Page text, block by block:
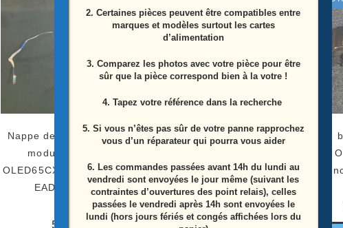
Nappe de connexion des
modules Télé Lg
OLED65CX6LA Référence:
EAD65825812
5,00
Module wifi Télé Lg
LGSBWAC92
10,00€
Module
Lg
2. Certaines pièces peuvent être compatibles entre
marques et modèles surtout les cartes
d’alimentation
3. Comparez les photos avec votre pièce pour être
sûr que la pièce correspond bien à la votre !
4. Tapez votre référence dans la recherche
5. Si vous n’êtes pas sûr de votre panne rapprochez
vous d’un réparateur qui pourra vous aider
6. Les commandes passées avant 14h du lundi au
vendredi sont envoyées le jour même (suivant les
contraintes d’ouvertures des point relais), celles
passées le vendredi après 14h sont envoyées le
lundi (hors jours fériés et congés affichées lors du